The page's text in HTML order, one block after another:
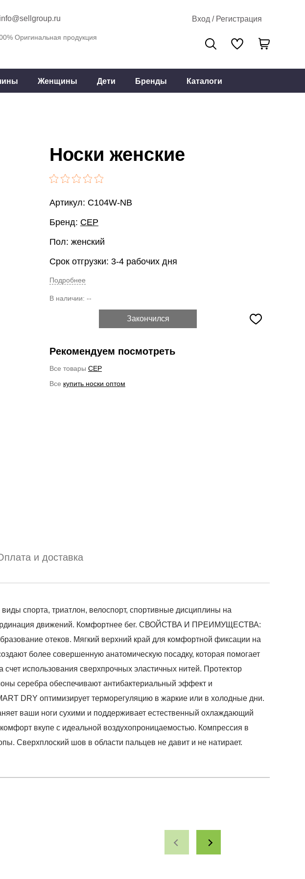
info@sellgroup.ru Вход / Регистрация
Оригинальная продукция
Женщины Дети Бренды Каталоги
Носки женские
Артикул: C104W-NB
Бренд: CEP
Пол: женский
Срок отгрузки: 3-4 рабочих дня
Подробнее
В наличии: --
Закончился
Рекомендуем посмотреть
Все товары CEP
Все купить носки оптом
и доставка
спорта, триатлон, велоспорт, спортивные дисциплины на
движений. Комфортнее бег. СВОЙСТВА И ПРЕИМУЩЕСТВА:
отеков. Мягкий верхний край для комфортной фиксации на
более совершенную анатомическую посадку, которая помогает
использования сверхпрочных эластичных нитей. Протектор
серебра обеспечивают антибактериальный эффект и
DRY оптимизирует терморегуляцию в жаркие или в холодные дни.
ваши ноги сухими и поддерживает естественный охлаждающий
вкупе с идеальной воздухопроницаемостью. Компрессия в
Сверхплоский шов в области пальцев не давит и не натирает.